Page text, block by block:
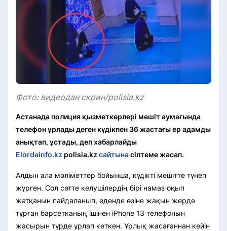
Фото: видеодан скрин/polisia.kz
Астанада полиция қызметкерлері мешіт аумағында
телефон ұрлады деген күдікпен 36 жастағы ер адамды
анықтап, ұстады, деп хабарлайды
Elordainfo.kz polisia.kz сайтынасілтеме жасап.
Алдын ала мәліметтер бойынша, күдікті мешітте түнеп
жүрген. Сол сәтте келушілердің бірі намаз оқып
жатқанын пайдаланып, еденде өзіне жақын жерде
тұрған барсетканың ішінен iPhone 13 телефонын
жасырын түрде ұрлап кеткен. Ұрлық жасағаннан кейін